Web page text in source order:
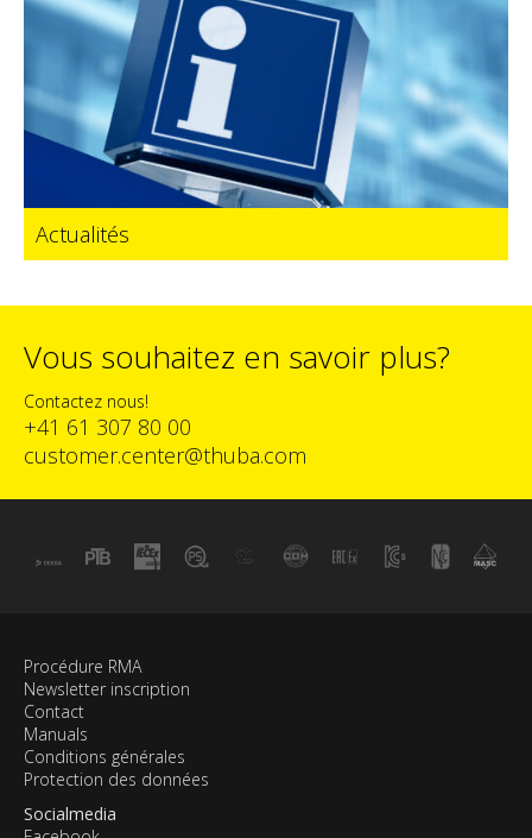
Actualités
Vous souhaitez en savoir plus?
Contactez nous!
+41 61 307 80 00
customer.center@thuba.com
Procédure RMA
Newsletter inscription
Contact
Manuals
Conditions générales
Protection des données
Socialmedia